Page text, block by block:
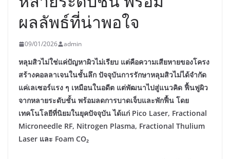
ผลลัพธ์ที่น่าพอใจ
09/01/2026 admin
หลุมสิวไม่ใช่แค่ปัญหาผิวไม่เรียบ แต่คือความเสียหายของโครง
สร้างคอลลาเจนในชั้นลึก ปัจจุบันการรักษาหลุมสิวไม่ได้จำกัด
แค่เลเซอร์แรง ๆ เหมือนในอดีต แต่พัฒนาไปสู่แนวคิด ฟื้นฟูผิว
จากหลายระดับชั้น พร้อมลดการบาดเจ็บและพักฟื้น โดย
เทคโนโลยีที่นิยมในยุคปัจจุบัน ได้แก่ Pico Laser, Fractional
Microneedle RF, Nitrogen Plasma, Fractional Thulium
Laser และ Foam CO₂